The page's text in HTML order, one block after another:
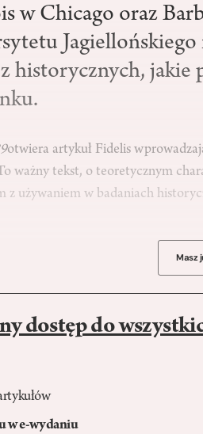
w Chicago oraz
Jagiellońskiego
historycznych, jakie
otwiera artykuł Fidelis
ważny tekst, o teoretycznym
z używaniem w badaniach
Masz
dostęp do
w e-wydaniu